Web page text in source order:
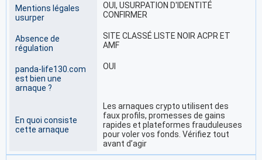
Mentions légales
usurper
OUI, USURPATION D'IDENTITÉ
CONFIRMER
Absence de
régulation
SITE CLASSÉ LISTE NOIR ACPR ET
AMF
panda-life130.com
est bien une
arnaque ?
OUI
En quoi consiste
cette arnaque
Les arnaques crypto utilisent des
faux profils, promesses de gains
rapides et plateformes frauduleuses
pour voler vos fonds. Vérifiez tout
avant d’agir